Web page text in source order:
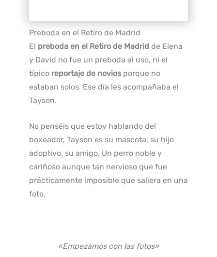
Preboda en el Retiro de Madrid
El preboda en el Retiro de Madrid de Elena
y David no fue un preboda al uso, ni el
típico reportaje de novios porque no
estaban solos. Ese día les acompañaba el
Tayson.
No penséis que estoy hablando del
boxeador, Tayson es su mascota, su hijo
adoptivo, su amigo. Un perro noble y
cariñoso aunque tan nervioso que fue
prácticamente imposible que saliera en una
foto.
«Empezamos con las fotos»